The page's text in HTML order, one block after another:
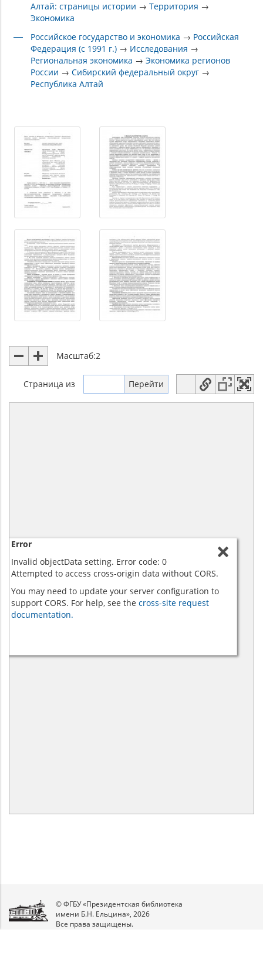
Алтай: страницы истории →Территория →
Экономика
Российское государство и экономика → Российская
Федерация (с 1991 г.) → Исследования →
Региональная экономика →Экономика регионов
России →Сибирский федеральный округ →
Республика Алтай
Масштаб:2
Страница из
Error
Invalid objectData setting. Error code: 0
Attempted to access cross-origin data without CORS.
You may need to update your server configuration to
support CORS. For help, see the cross-site request
documentation.
© ФГБУ «Президентская библиотека
имени Б.Н. Ельцина», 2026
Все права защищены.